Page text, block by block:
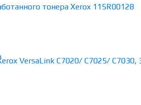
тонера Xerox 115R00128